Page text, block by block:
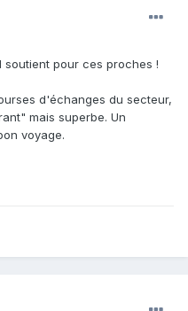
pour ces proches !
d'échanges du secteur,
mais superbe. Un
voyage.